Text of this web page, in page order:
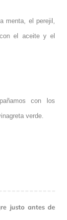
menta, el perejil,
el aceite y el
con los
verde.
justo antes de